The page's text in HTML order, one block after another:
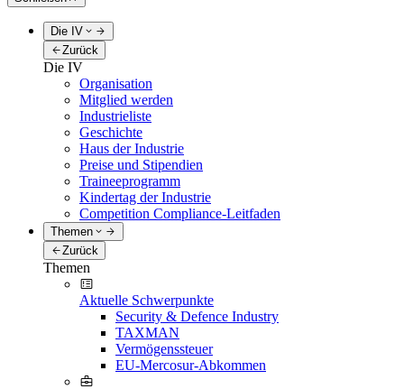
Die IV
Zurück
Die IV
Organisation
Mitglied werden
Industrieliste
Geschichte
Haus der Industrie
Preise und Stipendien
Traineeprogramm
Kindertag der Industrie
Competition Compliance-Leitfaden
Themen
Zurück
Themen
Aktuelle Schwerpunkte
Security & Defence Industry
TAXMAN
Vermögenssteuer
EU-Mercosur-Abkommen